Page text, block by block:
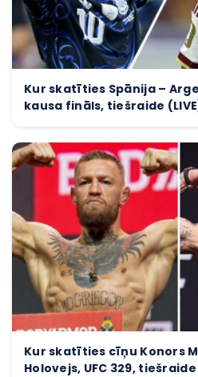
Kur skatīties Spānija –
kausa fināls, tiešraide
Kur skatīties cīņu Konors
Holovejs, UFC 329, tiešraide